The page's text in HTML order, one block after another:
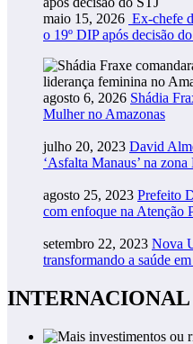
maio 15, 2026 Ex-chefe
o 19º DIP após decisão
agosto 6, 2026 Shádia
Mulher no Amazonas
julho 20, 2023 David
‘Asfalta Manaus’ na zona
agosto 25, 2023 Prefeito
com enfoque na Atenção
setembro 22, 2023 Nova
transformando a saúde
INTERNACIONAL